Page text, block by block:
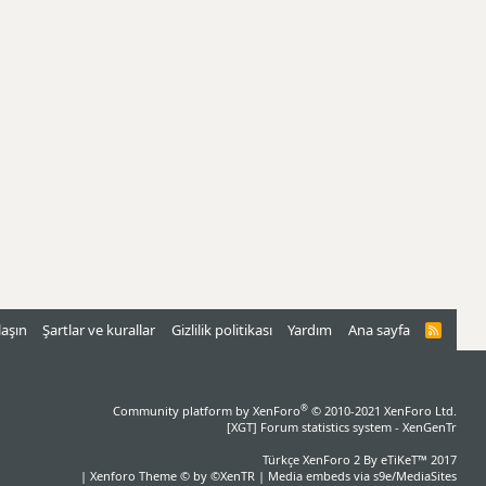
Şartlar ve kurallar Gizlilik politikası Yardım Ana sayfa
R
Community platform by XenForo® © 2010-2021 XenForo Ltd.
[XGT] Forum statistics system - XenGenTr
Türkçe XenForo 2 By eTiKeT™ 2017
| Xenforo Theme © by ©XenTR | Media embeds via s9e/MediaSites